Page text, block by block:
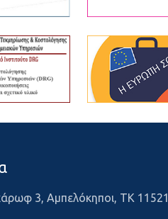
3, Αμπελόκηποι, ΤΚ 11521